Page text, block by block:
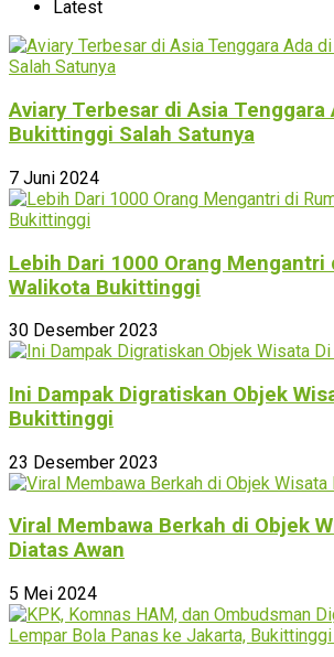
Latest
Aviary Terbesar di Asia Tenggara
Bukittinggi Salah Satunya
7 Juni 2024
Lebih Dari 1000 Orang Mengantri
Walikota Bukittinggi
30 Desember 2023
Ini Dampak Digratiskan Objek
Bukittinggi
23 Desember 2023
Viral Membawa Berkah di Objek
Diatas Awan
5 Mei 2024